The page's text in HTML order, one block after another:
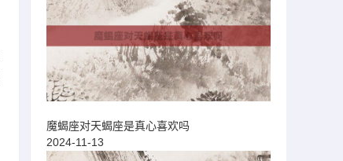
魔蝎座对天蝎座是真心喜欢吗
2024-11-13